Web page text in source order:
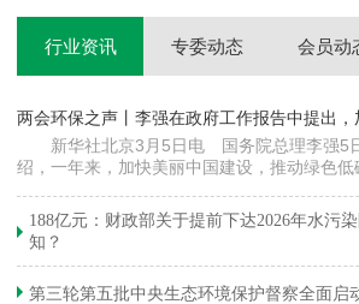
行业资讯 专委动态 会员动
两会环保之声丨李强在政府工作报告中提出
新华社北京3月5日电 国务院总理李强5
绍，一年来，加快美丽中国建设，推动绿色低碳发展。
浓度下降…
188亿元：财政部关于提前下达2026年水污
知？
第三轮第五批中央生态环境保护督察全面启